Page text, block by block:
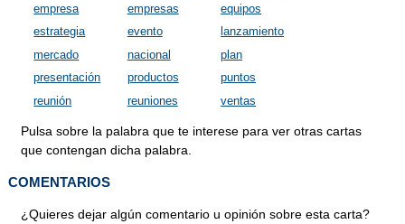
empresa
empresas
equipos
estrategia
evento
lanzamiento
mercado
nacional
plan
presentación
productos
puntos
reunión
reuniones ventas
Pulsa sobre la palabra que te interese para ver otras cartas
que contengan dicha palabra.
COMENTARIOS
¿Quieres dejar algún comentario u opinión sobre esta carta?